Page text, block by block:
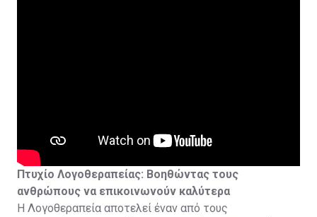
Πτυχίο Λογοθεραπείας: Βοηθώντας τους
ανθρώπους να επικοινωνούν καλύτερα
Η Λογοθεραπεία αποτελεί έναν από τους